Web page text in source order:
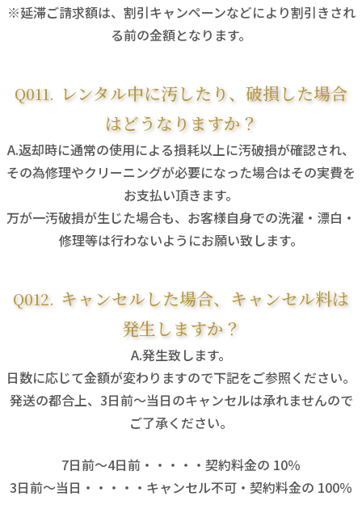
※延滞ご請求額は、割引キャンペーンなどにより割引きされ
る前の金額となります。
レンタル中に汚したり、破損した場合
はどうなりますか？
返却時に通常の使用による損耗以上に汚破損が確認され、
その為修理やクリーニングが必要になった場合はその実費を
お支払い頂きます。
万が一汚破損が生じた場合も、お客様自身での洗濯・漂白・
修理等は行わないようにお願い致します。
キャンセルした場合、キャンセル料は
発生しますか？
発生致します。
日数に応じて金額が変わりますので下記をご参照ください。
発送の都合上、3日前～当日のキャンセルは承れませんので
ご了承ください。
7日前～4日前・・・・・契約料金の 10％
3日前～当日・・・・・キャンセル不可・契約料金の 100％